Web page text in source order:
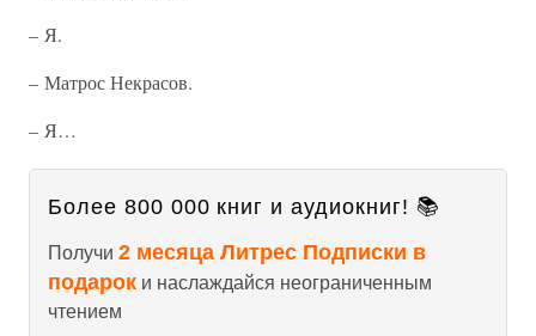
– Я.
– Матрос Некрасов.
– Я…
Более 800 000 книг и аудиокниг! 📚
Получи 2 месяца Литрес Подписки в
подарок и наслаждайся неограниченным
чтением